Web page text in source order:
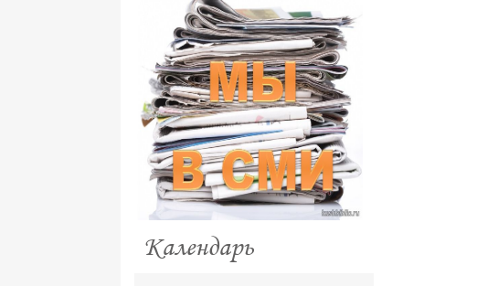
Календарь